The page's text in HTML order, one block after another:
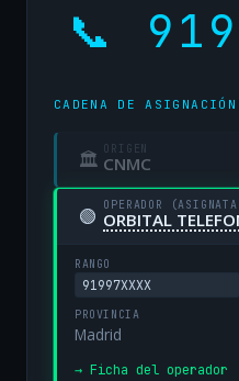
📞
CADENA DE ASIGNACIÓN
🏛 ORIGEN
CNMC
🟢 OPERADOR
ORBITAL
RANGO
91997XXXX
PROVINCIA
Madrid
→ Ficha del operador